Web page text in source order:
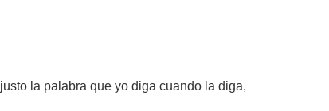
la palabra que yo diga cuando la diga,